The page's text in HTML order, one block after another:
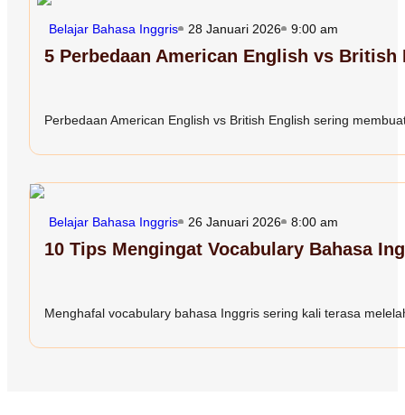
Belajar Bahasa Inggris 28 Januari 2026 9:00 am
5 Perbedaan American English vs
Perbedaan American English vs British English sering
Belajar Bahasa Inggris 26 Januari 2026 8:00 am
10 Tips Mengingat Vocabulary Bahasa
Menghafal vocabulary bahasa Inggris sering kali terasa